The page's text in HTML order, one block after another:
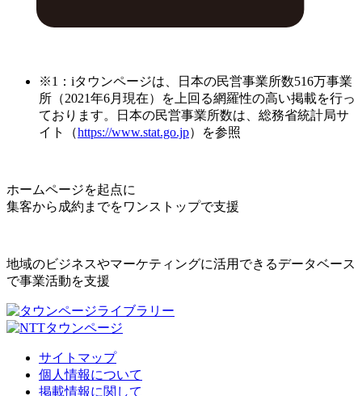
※1：iタウンページは、日本の民営事業所数516万事業
所（2021年6月現在）を上回る網羅性の高い掲載を行っ
ております。日本の民営事業所数は、総務省統計局サ
イト（https://www.stat.go.jp）を参照
ホームページを起点に
集客から成約までをワンストップで支援
地域のビジネスやマーケティングに活用できるデータベース
で事業活動を支援
サイトマップ
個人情報について
掲載情報に関して